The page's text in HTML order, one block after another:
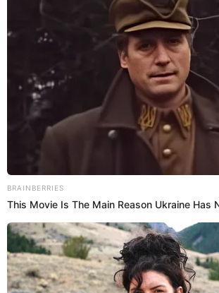
25 Nov 2024 | 16:45 h
Rebelde Way la película: FINAL
'Erreway: 4 caminos' y dónde verla
En el 2004 se estrenó la película 'Erreway: 4
la segunda temporada de la telenovela 'Rebelde
contamos dónde puedes verla totalmente
Isabel Gonzalez